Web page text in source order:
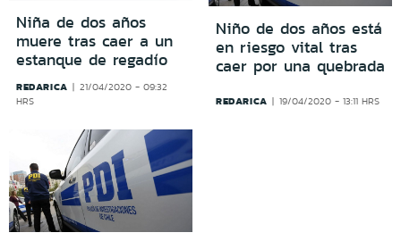
Niña de dos años
muere tras caer a un
estanque de regadío
REDARICA
21/04/2020 - 09:32
HRS
Niño de dos años está
en riesgo vital tras
caer por una quebrada
REDARICA 19/04/2020 - 13:11 HRS